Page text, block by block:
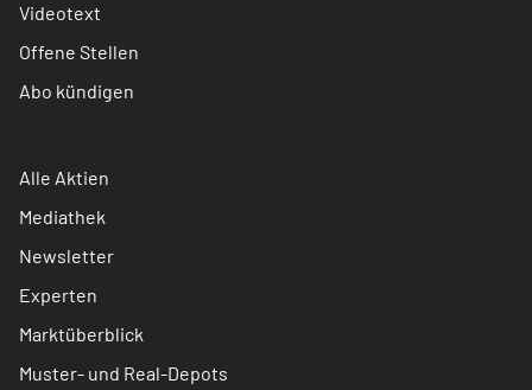
Videotext
Offene Stellen
Abo kündigen
Alle Aktien
Mediathek
Newsletter
Experten
Marktüberblick
Muster- und Real-Depots